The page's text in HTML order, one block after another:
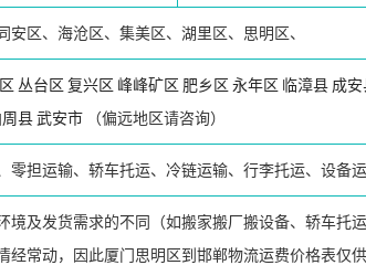
安区、海沧区、集美区、湖里区、思明区、
丛台区 复兴区 峰峰矿区 肥乡区 永年区 临漳县 成安
周县武安市 （偏远地区请咨询）
零担运输、轿车托运、冷链运输、行李托运、设备
境及发货需求的不同（如搬家搬厂搬设备、轿车托
经常动，因此厦门思明区到邯郸物流运费价格表仅